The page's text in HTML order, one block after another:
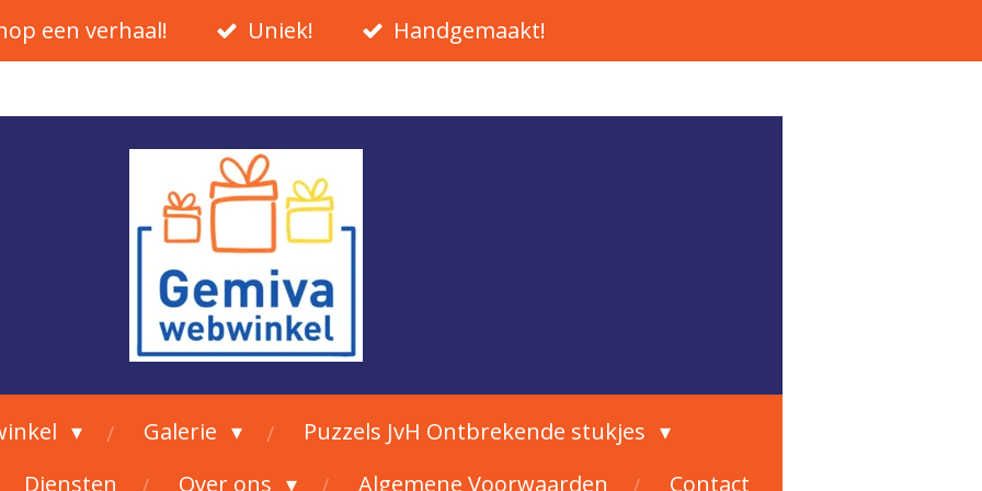
een verhaal! Uniek! Handgemaakt!
Galerie
Puzzels JvH Ontbrekende stukjes
Diensten Over ons Algemene Voorwaarden Contact